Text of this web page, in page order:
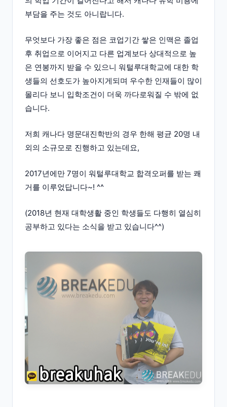
부담을 주는 것도 아니랍니다.
무엇보다 가장 좋은 점은 코업기간 쌓은 인맥은 졸업
후 취업으로 이어지고 다른 업계보다 상대적으로 높
은 연봉까지 받을 수 있으니 워털루대학교에 대한 학
생들의 선호도가 높아지게되며 우수한 인재들이 많이
몰리다 보니 입학조건이 더욱 까다로워질 수 밖에 없
습니다.
저희 캐나다 명문대진학반의 경우 한해 평균 20명 내
외의 소규모로 진행하고 있는데요,
2017년에만 7명이 워털루대학교 합격오퍼를 받는 쾌
거를 이루었답니다~! ^^
(2018년 현재 대학생활 중인 학생들도 다행히 열심히
공부하고 있다는 소식을 받고 있습니다^^)